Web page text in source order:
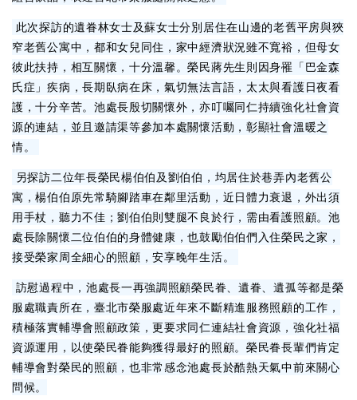
此次探訪的遺眷林女士及蘇女士分別居住在山邊的老舊平房與狹
窄老舊公寓中，都和女兒同住，家中經濟狀況雖不寬裕，但母女
彼此扶持，相互關懷，十分溫馨。榮民蔣先生則因身罹「巴金森
氏症」疾病，長期臥病在床，氣切無法言語，太太與看護日夜看
護，十分辛苦。池處長殷切關懷外，亦叮囑同仁持續強化社會資
源的連結，並且邀請渠等參加本處關懷活動，彰顯社會溫暖之
情。
另探訪二位年長榮民楊伯伯及劉伯伯，均居住於巷弄內老舊公
寓，楊伯伯原先常騎腳踏車在鄰里活動，近日體力衰退，外出須
用手杖，聽力不佳；劉伯伯則雙腿不良於行，需由看護照顧。池
處長除關懷二位伯伯的身體健康，也鼓勵伯伯們入住榮民之家，
接受榮家周全細心的照顧，安享晚年生活。
訪慰過程中，池處長一再強調照顧榮民眷、遺眷、遺孤等都是榮
服處職責所在，臺北市榮服處近年來不斷精進服務照顧的工作，
積極落實輔導會照顧政策，更要求同仁連結社會資源，強化社福
資源運用，以使榮民眷能夠獲得最好的照顧。榮民眷長輩們肯定
輔導會對榮民的照顧，也非常感念池處長於酷熱天氣中前來關心
問候。